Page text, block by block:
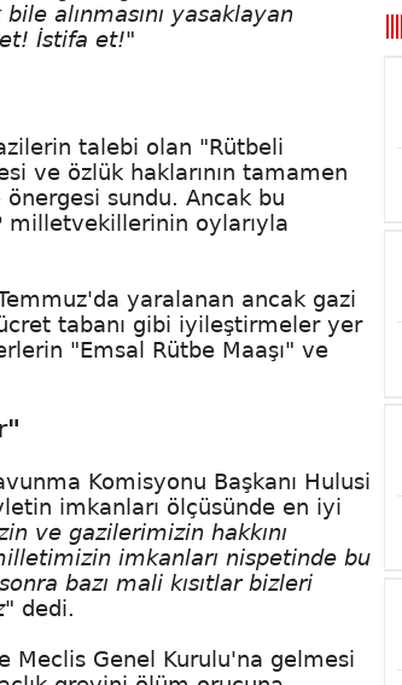
alınmasını yasaklayan
et! İstifa et!"
talebi olan "Rütbeli
ve özlük haklarının tamamen
sundu. Ancak bu
milletvekillerinin oylarıyla
yaralanan ancak gazi
tabanı gibi iyileştirmeler yer
"Emsal Rütbe Maaşı" ve
Komisyonu Başkanı Hulusi
imkanları ölçüsünde en iyi
ve gazilerimizin hakkını
imkanları nispetinde bu
bazı mali kısıtlar bizleri
dedi.
Meclis Genel Kurulu'na gelmesi